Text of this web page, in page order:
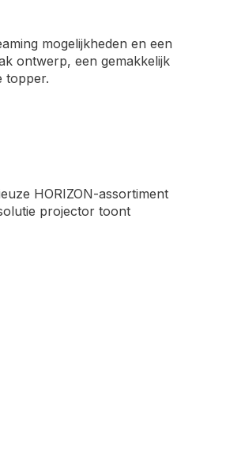
mogelijkheden en een
ontwerp, een gemakkelijk
topper.
HORIZON-assortiment
projector toont